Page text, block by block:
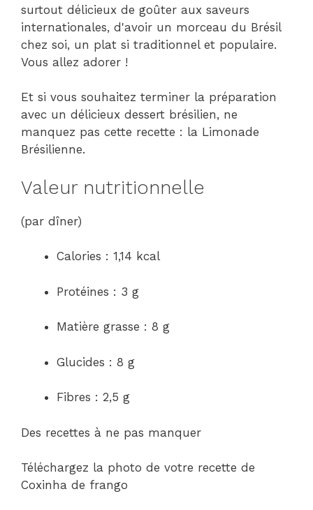
surtout délicieux de goûter aux saveurs
internationales, d'avoir un morceau du Brésil
chez soi, un plat si traditionnel et populaire.
Vous allez adorer !
Et si vous souhaitez terminer la préparation
avec un délicieux dessert brésilien, ne
manquez pas cette recette : la Limonade
Brésilienne.
Valeur nutritionnelle
(par dîner)
Calories : 1,14 kcal
Protéines : 3 g
Matière grasse : 8 g
Glucides : 8 g
Fibres : 2,5 g
Des recettes à ne pas manquer
Téléchargez la photo de votre recette de
Coxinha de frango